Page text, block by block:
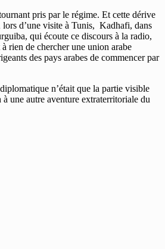
pris par le régime. Et cette dérive
d’une visite à Tunis, Kadhafi, dans
qui écoute ce discours à la radio,
rien de chercher une union arabe
des pays arabes de commencer par
n’était que la partie visible
une autre aventure extraterritoriale du